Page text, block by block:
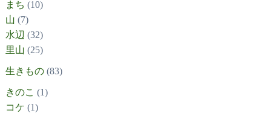
まち (10)
山 (7)
水辺 (32)
里山 (25)
生きもの(83)
きのこ (1)
コケ (1)